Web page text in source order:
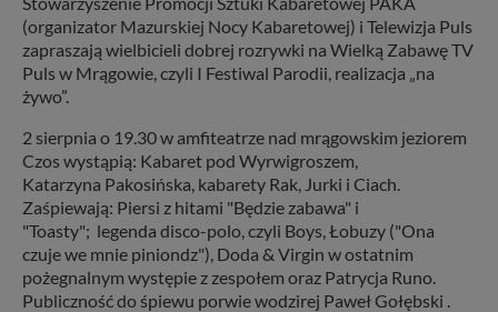
(organizator Mazurskiej Nocy Kabaretowej) i Telewizja Puls
zapraszają wielbicieli dobrej rozrywki na Wielką Zabawę TV
Puls w Mrągowie, czyli I Festiwal Parodii, realizacja „na
żywo”.
2 sierpnia o 19.30 w amfiteatrze nad mrągowskim jeziorem
Czos wystąpią: Kabaret pod Wyrwigroszem,
Katarzyna Pakosińska, kabarety Rak, Jurki i Ciach.
Zaśpiewają: Piersi z hitami "Będzie zabawa" i
"Toasty"; legenda disco-polo, czyli Boys, Łobuzy ("Ona
czuje we mnie piniondz"), Doda & Virgin w ostatnim
pożegnalnym występie z zespołem oraz Patrycja Runo.
Publiczność do śpiewu porwie wodzirej Paweł Gołębski .